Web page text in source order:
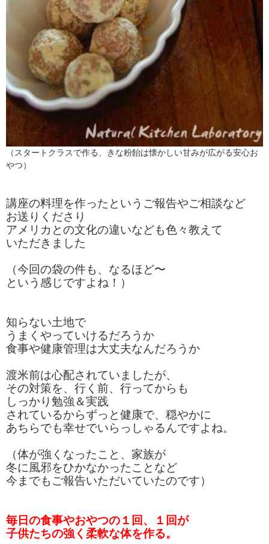
（スタートクラスで作る、きな粉飴は懐かしい甘みが広がる安心お
やつ）
講座の料理を作ったというご報告やご相談など
お送りくださり
アメリカとの文化の違いなども色々教えて
いただきました
（今回の袋の件も、なるほど〜
という感じですよね！）
知らない土地で
うまくやっていけるだろうか
食事や健康管理は大丈夫なんだろうか
渡米前は心配されていましたが、
その対策を、行く前、行ってからも
しっかり勉強＆実践
されているからずっと健康で、穏やかに
あちらでも幸せでいらっしゃるんですよね。
（体が強くなったこと、家族が
冬に風邪をひかなかったことなど
今までもご報告いただいていたのです）
毎日の食事やおやつの１回、１回が
子供たちの強く柔軟な体を作る。